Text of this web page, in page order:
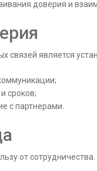
доверия и
связей является
сроков;
с партнерами.
от сотрудничества.